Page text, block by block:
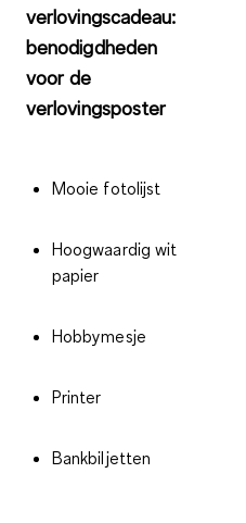
verlovingscadeau:
benodigdheden
voor de
verlovingsposter
Mooie fotolijst
Hoogwaardig wit
papier
Hobbymesje
Printer
Bankbiljetten